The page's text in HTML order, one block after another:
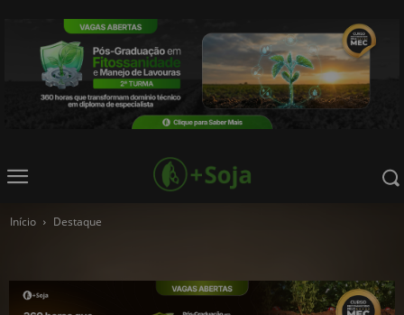
Início Destaque